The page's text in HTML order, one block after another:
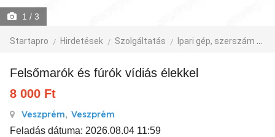
1 / 3
Startapro Hirdetések Szolgáltatás Ipari gép, szerszám
Felsőmarók és fúrók vídiás élekkel
8 000 Ft
Veszprém, Veszprém
Feladás dátuma: 2026.08.04 11:59